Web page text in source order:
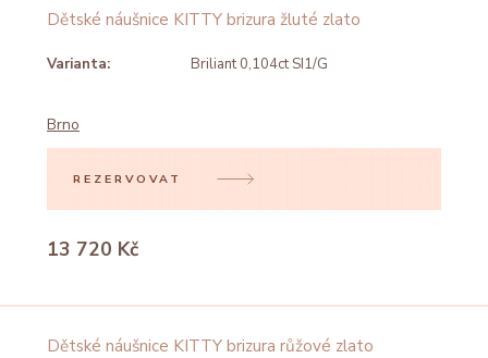
Dětské náušnice KITTY brizura žluté zlato
Varianta: Briliant 0,104ct SI1/G
Brno
REZERVOVAT
13 720 Kč
Dětské náušnice KITTY brizura růžové zlato